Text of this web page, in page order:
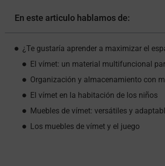
En este articulo hablamos de:
¿Te gustaría aprender a maximizar el
El vímet: un material multifuncional
Organización y almacenamiento con
El vímet en la habitación de los niños
Muebles de vímet: versátiles y
Los muebles de vímet y el juego